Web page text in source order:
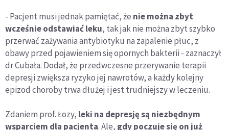
- Pacjent musi jednak pamiętać, że nie można zbyt
wcześnie odstawiać leku, tak jak nie można zbyt szybko
przerwać zażywania antybiotyku na zapalenie płuc, z
obawy przed pojawieniem się opornych bakterii - zaznaczył
dr Cubała. Dodał, że przedwczesne przerywanie terapii
depresji zwiększa ryzyko jej nawrotów, a każdy kolejny
epizod choroby trwa dłużej i jest trudniejszy w leczeniu.
Zdaniem prof. Łozy, leki na depresję są niezbędnym
wsparciem dla pacjenta. Ale, gdy poczuje się on już